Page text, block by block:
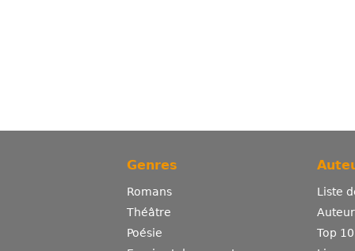
Genres
Romans
Théâtre
Poésie
Liste
Top